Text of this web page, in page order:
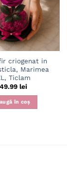
criogenat in
Marimea
Ticlam
lei
în coș